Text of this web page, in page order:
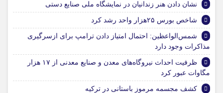
نشان دادن هنر زندانیان در نمایشگاه ملی صنایع دستی
شاخص بورس ۲۵هزار واحد رشد کرد
شمس‌الواعظین: احتمال امتیاز دادن ترامپ برای ازسرگیری
مذاکرات وجود دارد
ظرفیت احداث نیروگاه‌های معدن و صنایع معدنی از ۱۷ هزار
مگاوات عبور کرد
کشف مجسمه مرموز باستانی در ترکیه